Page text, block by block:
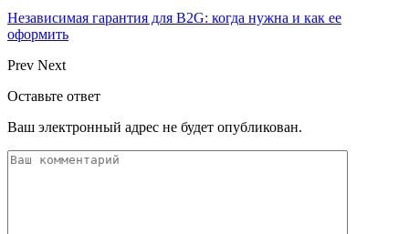
Независимая гарантия для B2G: когда нужна и как ее
оформить
Prev Next
Оставьте ответ
Ваш электронный адрес не будет опубликован.